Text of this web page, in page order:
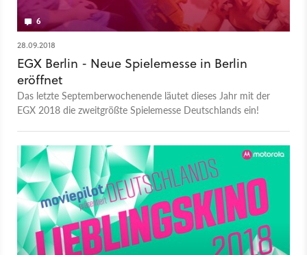
6
28.09.2018
EGX Berlin - Neue Spielemesse in Berlin
eröffnet
Das letzte Septemberwochenende läutet dieses Jahr mit der
EGX 2018 die zweitgrößte Spielemesse Deutschlands ein!